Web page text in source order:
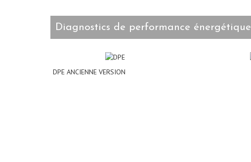
diagnostics de performance énergétique
DPE ANCIENNE VERSION